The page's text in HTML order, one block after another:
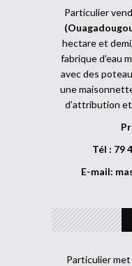
Particulier
hectare et
fabrique d’eau
avec des
une
d’attribution
Tél : 79
E-mail:
Particulier